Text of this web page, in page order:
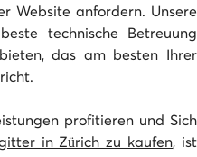
Website anfordern. Unsere
technische Betreuung
das am besten Ihrer
profitieren und Sich
in Zürich zu kaufen, ist